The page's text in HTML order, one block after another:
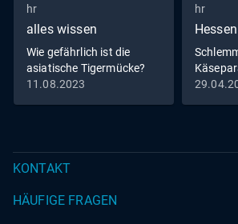
hr
alles wissen
Wie gefährlich ist die
asiatische Tigermücke?
11.08.2023
hr
KONTAKT
HÄUFIGE FRAGEN